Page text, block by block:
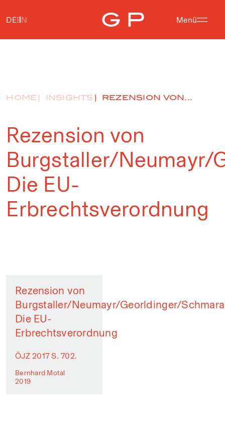
Menü
DEEN
HOME INSIGHTS REZENSION VON...
Rezension von
Burgstaller/Neumayr/
Die EU-
Erbrechtsverordnung
Rezension von
Burgstaller/Neumayr/Georldinger/
Die EU-
Erbrechtsverordnung
ÖJZ 2017 S. 702.
Bernhard Motal
2019